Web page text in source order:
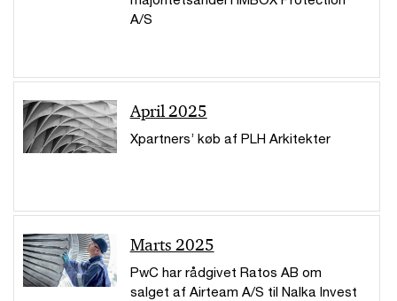
A/S
April 2025
Xpartners’ køb af PLH Arkitekter
Marts 2025
PwC har rådgivet Ratos AB om
salget af Airteam A/S til Nalka Invest